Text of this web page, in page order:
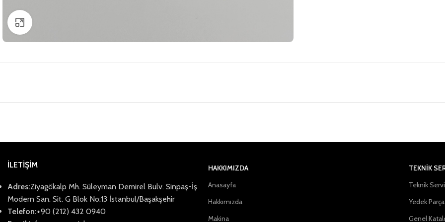
İLETİŞİM
Adres:Ziyagökalp Mh. Süleyman Demirel Bulv. Sinpaş-İş
Modern San. Sit. G Blok No:13 İstanbul/Başakşehir
Telefon:+90 (212) 432 0940
HAKKIMIZDA
Anasayfa
Hakkımızda
Makina
TEKNİK
Teknik
Yedek Parça
Genel